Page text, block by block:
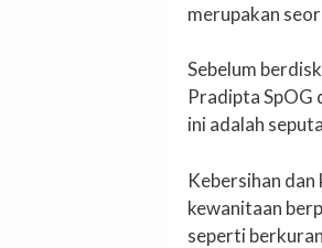
merupakan
Sebelum
Pradipta SpOG
ini adalah
Kebersihan
kewanitaan
seperti